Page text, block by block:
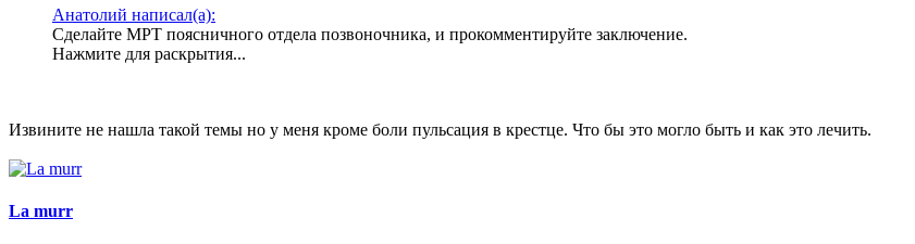
Анатолий написал(а):
Сделайте МРТ поясничного отдела позвоночника, и прокомментируйте заключение.
Нажмите для раскрытия...
Извините не нашла такой темы но у меня кроме боли пульсация в крестце. Что бы это могло быть и как это лечить.
La murr